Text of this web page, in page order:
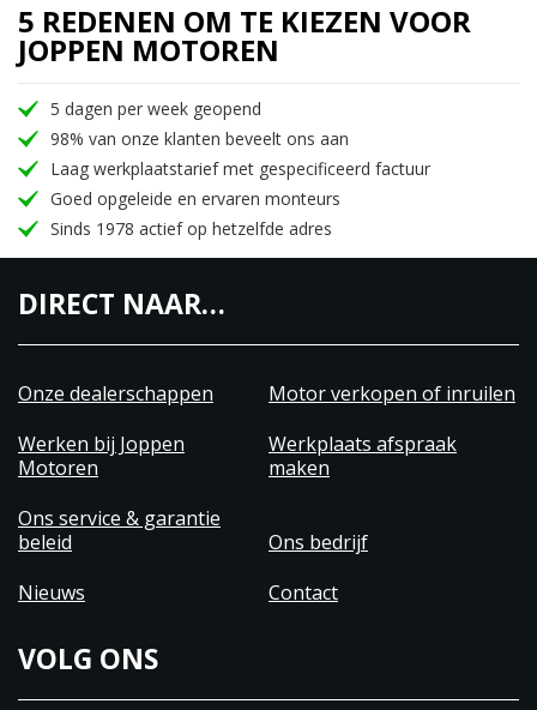
5 REDENEN OM TE KIEZEN VOOR
JOPPEN MOTOREN
5 dagen per week geopend
98% van onze klanten beveelt ons aan
Laag werkplaatstarief met gespecificeerd factuur
Goed opgeleide en ervaren monteurs
Sinds 1978 actief op hetzelfde adres
DIRECT NAAR…
Onze dealerschappen
Motor verkopen of inruilen
Werken bij Joppen
Motoren
Werkplaats afspraak
maken
Ons service & garantie
beleid
Ons bedrijf
Nieuws
Contact
VOLG ONS